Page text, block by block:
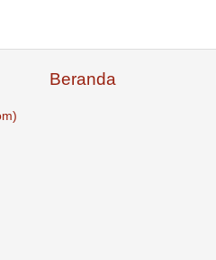
Beranda